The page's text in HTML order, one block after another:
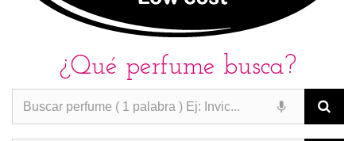
¿Qué perfume busca?